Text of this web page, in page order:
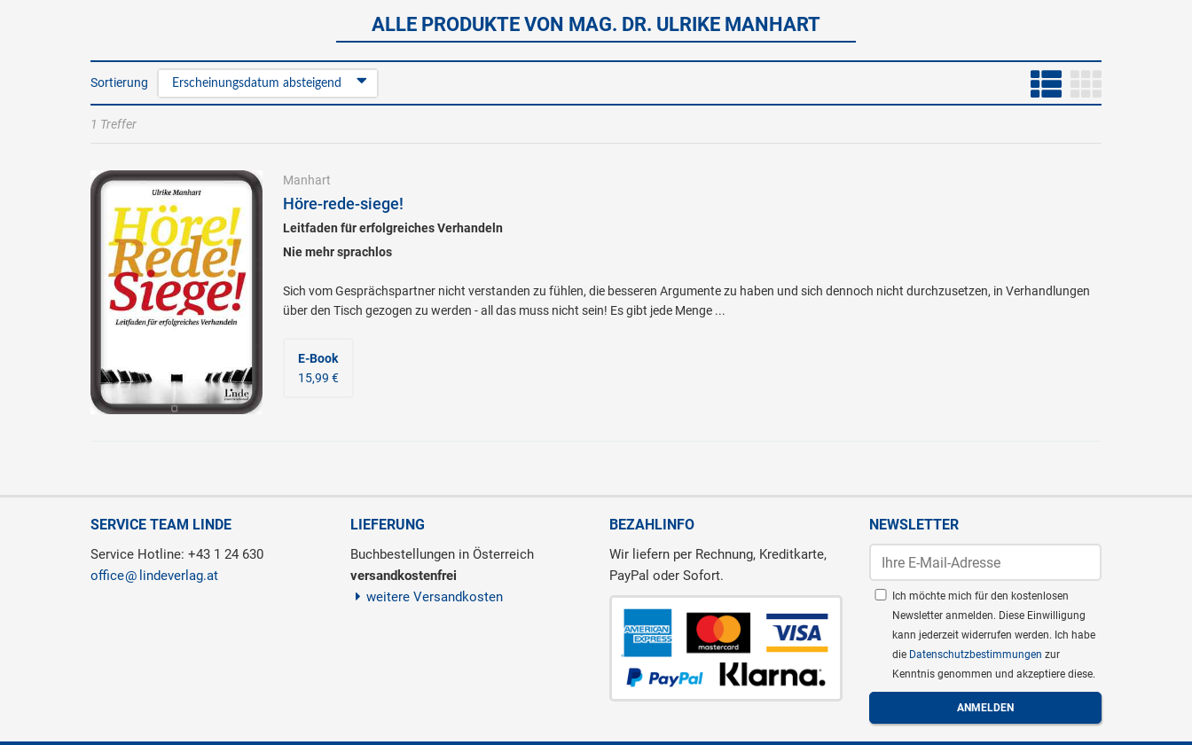
ALLE PRODUKTE VON MAG. DR. ULRIKE MANHART
Sortierung Erscheinungsdatum absteigend
1 Treffer
Manhart
Höre-rede-siege!
Leitfaden für erfolgreiches Verhandeln
Nie mehr sprachlos
Sich vom Gesprächspartner nicht verstanden zu fühlen, die besseren Argumente zu haben und sich dennoch nicht durchzusetzen, in Verhandlungen
über den Tisch gezogen zu werden - all das muss nicht sein! Es gibt jede Menge ...
E-Book
15,99 €
SERVICE TEAM LINDE
Service Hotline: +43 1 24 630
office
lindeverlag.at
LIEFERUNG
Buchbestellungen in Österreich
versandkostenfrei
weitere Versandkosten
BEZAHLINFO
Wir liefern per Rechnung, Kreditkarte,
PayPal oder Sofort.
NEWSLETTER
Ich möchte mich für den kostenlosen
Newsletter anmelden. Diese Einwilligung
kann jederzeit widerrufen werden. Ich habe
die Datenschutzbestimmungen zur
Kenntnis genommen und akzeptiere diese.